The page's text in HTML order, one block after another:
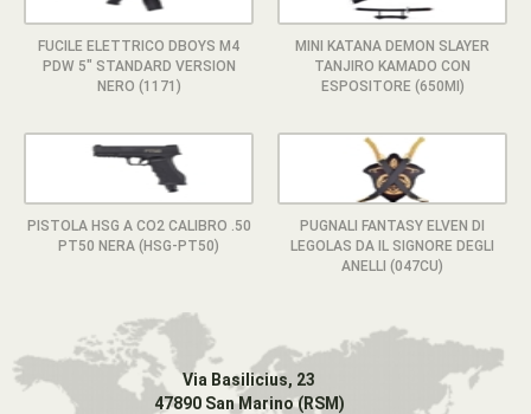
FUCILE ELETTRICO DBOYS M4
PDW 5" STANDARD VERSION
NERO (1171)
MINI KATANA DEMON SLAYER
TANJIRO KAMADO CON
ESPOSITORE (650MI)
PISTOLA HSG A CO2 CALIBRO .50
PT50 NERA (HSG-PT50)
PUGNALI FANTASY ELVEN DI
LEGOLAS DA IL SIGNORE DEGLI
ANELLI (047CU)
Via Basilicius, 23
47890 San Marino (RSM)